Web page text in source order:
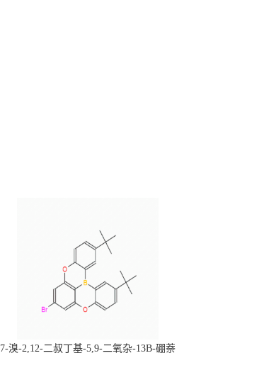
7-溴-2,12-二叔丁基-5,9-二氧杂-13B-硼萘